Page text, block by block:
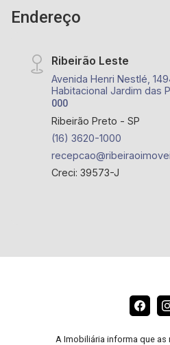
Endereço
Ribeirão Leste
Avenida Henri Nestlé,
Habitacional Jardim das
000
Ribeirão Preto - SP
(16) 3620-1000
Creci: 39573-J
A Imobiliária informa que